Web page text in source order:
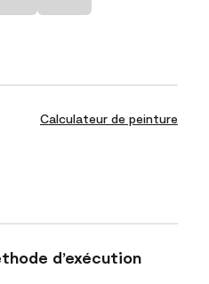
Calculateur de peinture
d’exécution